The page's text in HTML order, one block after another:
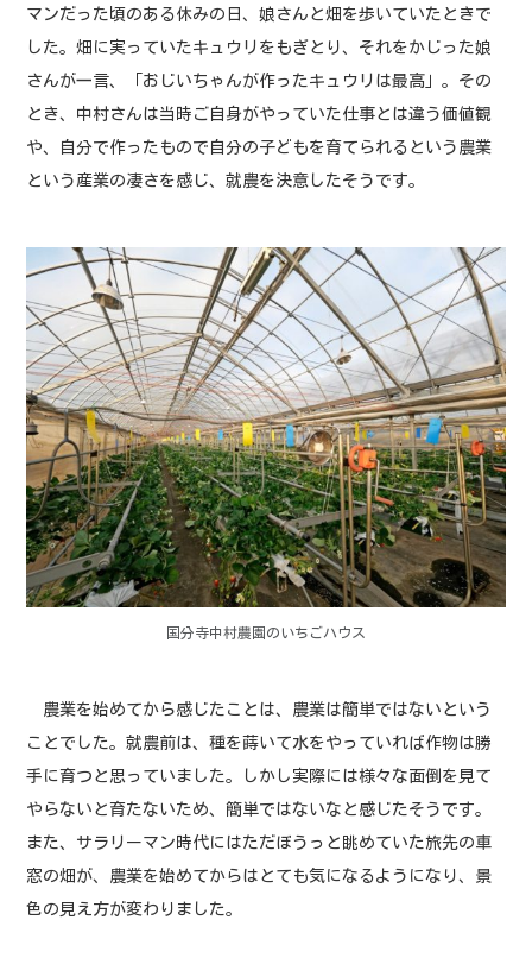
マンだった頃のある休みの日、娘さんと畑を歩いていたときで
した。畑に実っていたキュウリをもぎとり、それをかじった娘
さんが一言、「おじいちゃんが作ったキュウリは最高」。その
とき、中村さんは当時ご自身がやっていた仕事とは違う価値観
や、自分で作ったもので自分の子どもを育てられるという農業
という産業の凄さを感じ、就農を決意したそうです。
国分寺中村農園のいちごハウス
農業を始めてから感じたことは、農業は簡単ではないという
ことでした。就農前は、種を蒔いて水をやっていれば作物は勝
手に育つと思っていました。しかし実際には様々な面倒を見て
やらないと育たないため、簡単ではないなと感じたそうです。
また、サラリーマン時代にはただぼうっと眺めていた旅先の車
窓の畑が、農業を始めてからはとても気になるようになり、景
色の見え方が変わりました。